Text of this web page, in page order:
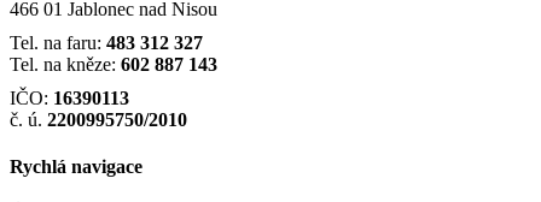
466 01 Jablonec nad Nisou
Tel. na faru: 483 312 327
Tel. na kněze: 602 887 143
IČO: 16390113
č. ú. 2200995750/2010
Rychlá navigace